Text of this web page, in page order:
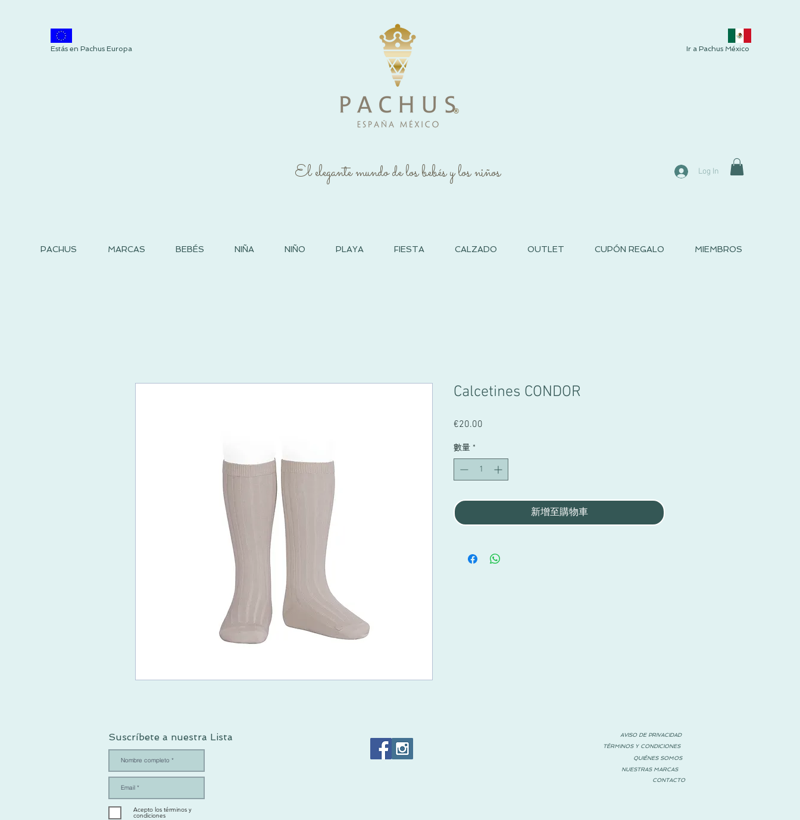
Estás en Pachus Europa
®
Ir a Pachus México
El elegante mundo de los bebés y los niños Log In
PACHUS MARCAS BEBÉS NIÑA NIÑO PLAYA FIESTA CALZADO OUTLET CUPÓN REGALO MIEMBROS
Calcetines CONDOR
€20.00
數量 *
新增至購物車
Suscríbete a nuestra Lista
Acepto los términos y
condiciones
AVISO DE PRIVACIDAD
TÉRMINOS Y CONDICIONES
QUIÉNES SOMOS
NUESTRAS MARCAS
CONTACTO